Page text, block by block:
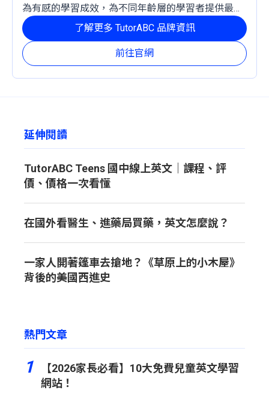
為有感的學習成效，為不同年齡層的學習者提供最穩
定且有效的成長路徑。
前往官網
了解更多 TutorABC 品牌資訊
延伸閱讀
TutorABC Teens 國中線上英文｜課程、評
價、價格一次看懂
在國外看醫生、進藥局買藥，英文怎麼說？
一家人開著篷車去搶地？《草原上的小木屋》
背後的美國西進史
熱門文章
1
【2026家長必看】10大免費兒童英文學習
網站！